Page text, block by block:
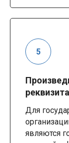
Для
являются